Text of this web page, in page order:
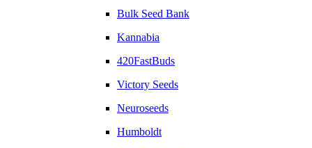
Bulk Seed Bank
Kannabia
420FastBuds
Victory Seeds
Neuroseeds
Humboldt